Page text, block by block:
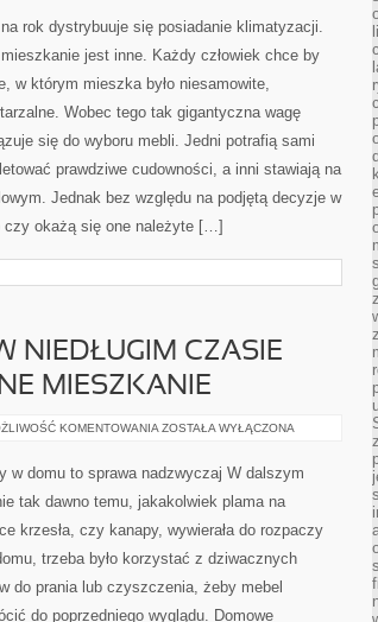
JEST
INNE.
rok dystrybuuje się posiadanie klimatyzacji.
jest inne. Każdy człowiek chce by
w którym mieszka było niesamowite,
Wobec tego tak gigantyczna wagę
się do wyboru mebli. Jedni potrafią sami
prawdziwe cudowności, a inni stawiają na
Jednak bez względu na podjętą decyzje w
czy okażą się one należyte […]
NIEDŁUGIM CZASIE
MIESZKANIE
KOMENTOWANIA JEŻELI
W
NIEDŁUGIM
UMEBLOWAĆ
MIESZKANIE
ZOSTAŁA WYŁĄCZONA
w domu to sprawa nadzwyczaj W dalszym
tak dawno temu, jakakolwiek plama na
krzesła, czy kanapy, wywierała do rozpaczy
trzeba było korzystać z dziwacznych
do prania lub czyszczenia, żeby mebel
do poprzedniego wyglądu. Domowe